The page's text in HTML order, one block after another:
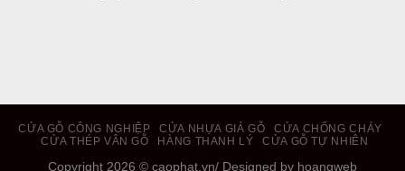
CỬA GỖ CÔNG NGHIỆP CỬA NHỰA GIẢ GỖ
CỬA CHỐNG CHÁY
CỬA THÉP VÂN GỖ
HÀNG THANH LÝ CỬA GỖ TỰ NHIÊN
Copyright 2026 © caophat.vn/ Designed by hoangweb